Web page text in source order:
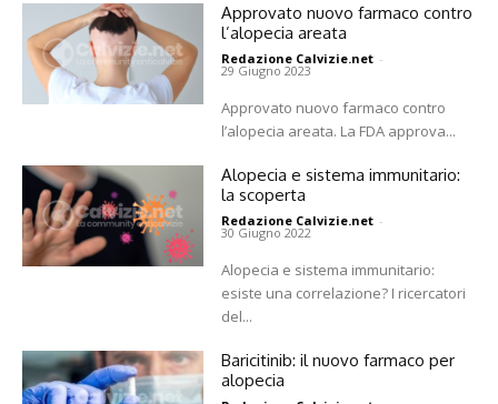
Approvato nuovo farmaco contro
l’alopecia areata
Redazione Calvizie.net -
29 Giugno 2023
Approvato nuovo farmaco contro
l’alopecia areata. La FDA approva...
Alopecia e sistema immunitario:
la scoperta
Redazione Calvizie.net -
30 Giugno 2022
Alopecia e sistema immunitario:
esiste una correlazione? I ricercatori
del...
Baricitinib: il nuovo farmaco per
alopecia